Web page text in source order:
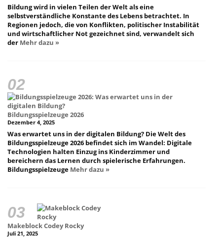
Bildung wird in vielen Teilen der Welt als eine
selbstverständliche Konstante des Lebens betrachtet. In
Regionen jedoch, die von Konflikten, politischer Instabilität
und wirtschaftlicher Not gezeichnet sind, verwandelt sich
der Mehr dazu »
Bildungsspielzeuge 2026
Dezember 4, 2025
Was erwartet uns in der digitalen Bildung? Die Welt des
Bildungsspielzeuge 2026 befindet sich im Wandel: Digitale
Technologien halten Einzug ins Kinderzimmer und
bereichern das Lernen durch spielerische Erfahrungen.
Bildungsspielzeuge Mehr dazu »
Makeblock Codey Rocky
Juli 21, 2025